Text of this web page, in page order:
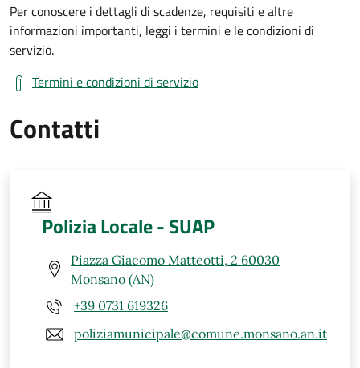
Per conoscere i dettagli di scadenze, requisiti e altre
informazioni importanti, leggi i termini e le condizioni di
servizio.
Termini e condizioni di servizio
Contatti
Polizia Locale - SUAP
Piazza Giacomo Matteotti, 2 60030
Monsano (AN)
+39 0731 619326
poliziamunicipale@comune.monsano.an.it